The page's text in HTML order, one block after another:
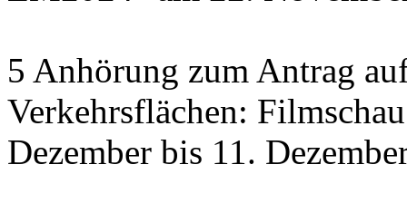
5 Anhörung zum Antrag
Verkehrsflächen:
Dezember bis 11.